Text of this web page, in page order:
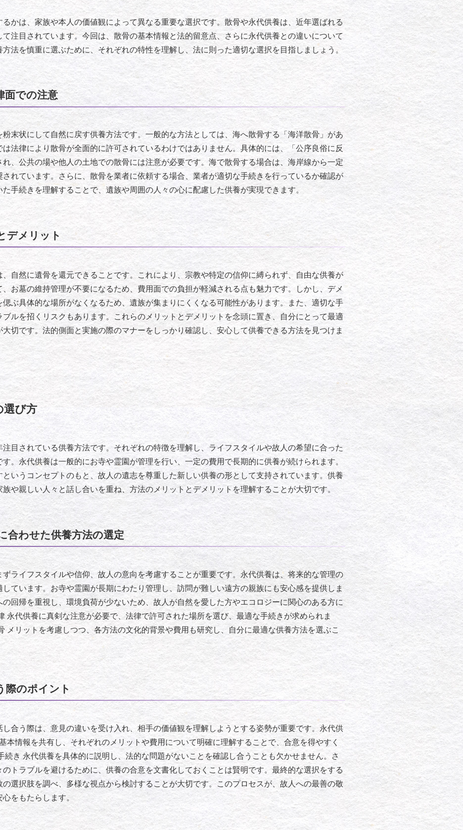
かは、家族や本人の価値観によって異なる重要な選択です。散骨や永代供養は、近年選ばれる
注目されています。今回は、散骨の基本情報と法的留意点、さらに永代供養との違いについて
法を慎重に選ぶために、それぞれの特性を理解し、法に則った適切な選択を目指しましょう。
面での注意
末状にして自然に戻す供養方法です。一般的な方法としては、海へ散骨する「海洋散骨」があ
法律により散骨が全面的に許可されているわけではありません。具体的には、「公序良俗に反
れ、公共の場や他人の土地での散骨には注意が必要です。海で散骨する場合は、海岸線から一定
れています。さらに、散骨を業者に依頼する場合、業者が適切な手続きを行っているか確認が
手続きを理解することで、遺族や周囲の人々の心に配慮した供養が実現できます。
デメリット
自然に遺骨を還元できることです。これにより、宗教や特定の信仰に縛られず、自由な供養が
お墓の維持管理が不要になるため、費用面での負担が軽減される点も魅力です。しかし、デメ
偲ぶ具体的な場所がなくなるため、遺族が集まりにくくなる可能性があります。また、適切な手
ルを招くリスクもあります。これらのメリットとデメリットを念頭に置き、自分にとって最適
切です。法的側面と実施の際のマナーをしっかり確認し、安心して供養できる方法を見つけま
選び方
目されている供養方法です。それぞれの特徴を理解し、ライフスタイルや故人の希望に合った
。永代供養は一般的にお寺や霊園が管理を行い、一定の費用で長期的に供養が続けられます。
いうコンセプトのもと、故人の遺志を尊重した新しい供養の形として支持されています。供養
や親しい人々と話し合いを重ね、方法のメリットとデメリットを理解することが大切です。
合わせた供養方法の選定
ライフスタイルや信仰、故人の意向を考慮することが重要です。永代供養は、将来的な管理の
ています。お寺や霊園が長期にわたり管理し、訪問が難しい遠方の親族にも安心感を提供しま
回帰を重視し、環境負荷が少ないため、故人が自然を愛した方やエコロジーに関心のある方に
永代供養に真剣な注意が必要で、法律で許可された場所を選び、最適な手続きが求められま
メリットを考慮しつつ、各方法の文化的背景や費用も研究し、自分に最適な供養方法を選ぶこ
際のポイント
し合う際は、意見の違いを受け入れ、相手の価値観を理解しようとする姿勢が重要です。永代供
本情報を共有し、それぞれのメリットや費用について明確に理解することで、合意を得やすく
続き 永代供養を具体的に説明し、法的な問題がないことを確認し合うことも欠かせません。さ
のトラブルを避けるために、供養の合意を文書化しておくことは賢明です。最終的な選択をする
選択肢を調べ、多様な視点から検討することが大切です。このプロセスが、故人への最善の敬
心をもたらします。